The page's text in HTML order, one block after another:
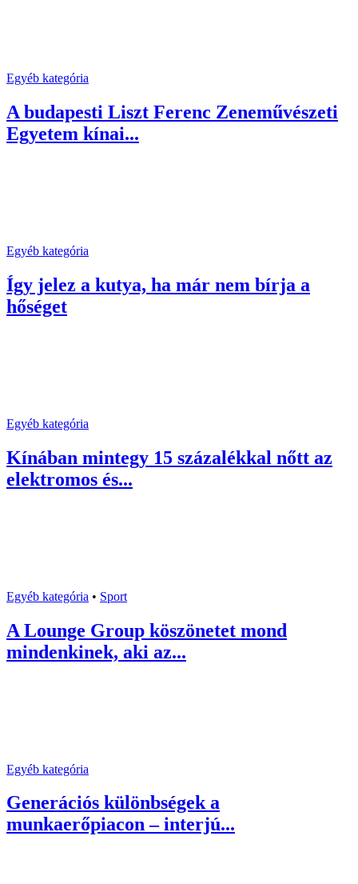
Egyéb kategória
A budapesti Liszt Ferenc Zeneművészeti
Egyetem kínai...
Egyéb kategória
Így jelez a kutya, ha már nem bírja a
hőséget
Egyéb kategória
Kínában mintegy 15 százalékkal nőtt az
elektromos és...
Egyéb kategória • Sport
A Lounge Group köszönetet mond
mindenkinek, aki az...
Egyéb kategória
Generációs különbségek a
munkaerőpiacon – interjú...